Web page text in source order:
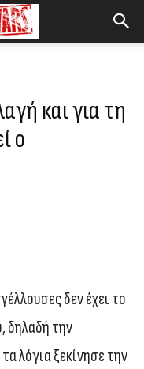
και για τη
ο
δεν έχει το
δηλαδή την
λόγια ξεκίνησε την